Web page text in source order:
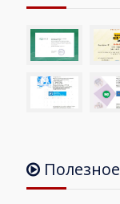
Полезное